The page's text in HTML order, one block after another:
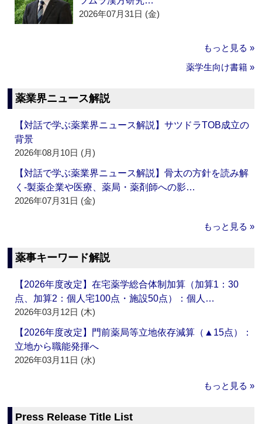
2026年07月31日 (金)
もっと見る »
薬学生向け書籍 »
薬業界ニュース解説
【対話で学ぶ薬業界ニュース解説】サツドラTOB成立の
背景
2026年08月10日 (月)
【対話で学ぶ薬業界ニュース解説】骨太の方針を読み解
く‐製薬企業や医療、薬局・薬剤師への影…
2026年07月31日 (金)
もっと見る »
薬事キーワード解説
【2026年度改定】在宅薬学総合体制加算（加算1：30
点、加算2：個人宅100点・施設50点）：個人…
2026年03月12日 (木)
【2026年度改定】門前薬局等立地依存減算（▲15点）：
立地から職能発揮へ
2026年03月11日 (水)
もっと見る »
Press Release Title List